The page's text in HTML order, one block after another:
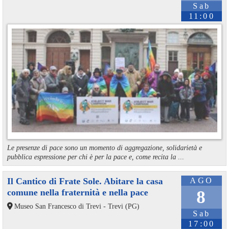
Sab
11:00
Le presenze di pace sono un momento di aggregazione, solidarietà e
pubblica espressione per chi è per la pace e, come recita la ...
AGO
8
Sab
17:00
Il Cantico di Frate Sole. Abitare la casa
comune nella fraternità e nella pace
Museo San Francesco di Trevi - Trevi (PG)